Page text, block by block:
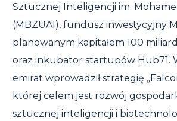
Sztucznej Inteligencji im.
(MBZUAI), fundusz inwestycyjny
planowanym kapitałem 100
oraz inkubator startupów Hub71.
emirat wprowadził strategię
której celem jest rozwój
sztucznej inteligencji i